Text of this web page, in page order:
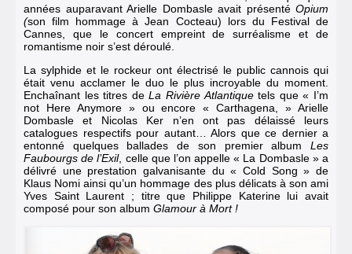
années auparavant Arielle Dombasle avait présenté Opium
(son film hommage à Jean Cocteau) lors du Festival de
Cannes, que le concert empreint de surréalisme et de
romantisme noir s’est déroulé.
La sylphide et le rockeur ont électrisé le public cannois qui
était venu acclamer le duo le plus incroyable du moment.
Enchaînant les titres deLa Rivière Atlantiquetels que « I’m
not Here Anymore» ou encore «Carthagena , » Arielle
Dombasle et Nicolas Ker n’en ont pas délaissé leurs
catalogues respectifs pour autant… Alors que ce dernier a
entonné quelques ballades de son premier album Les
Faubourgs de l’Exil, celle que l’on appelle « La Dombasle » a
délivré une prestation galvanisante du « Cold Song » de
Klaus Nomi ainsi qu’un hommage des plus délicats à son ami
Yves Saint Laurent ; titre que Philippe Katerine lui avait
composé pour son album Glamour à Mort !